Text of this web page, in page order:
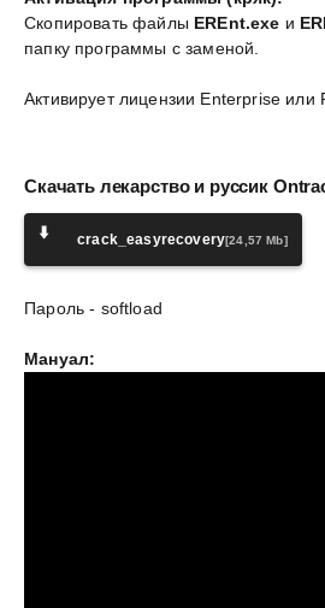
Скопировать файлы EREnt.exe и
папку программы с заменой.
Активирует лицензии Enterprise
Скачать лекарство и руссик
⬇️ crack_easyrecovery[24,57 Mb]
Пароль - softload
Мануал: